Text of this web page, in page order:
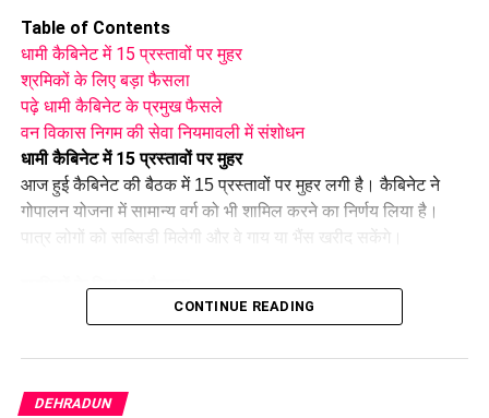
Table of Contents
धामी कैबिनेट में 15 प्रस्तावों पर मुहर
श्रमिकों के लिए बड़ा फैसला
पढ़े धामी कैबिनेट के प्रमुख फैसले
वन विकास निगम की सेवा नियमावली में संशोधन
धामी कैबिनेट में 15 प्रस्तावों पर मुहर
आज हुई कैबिनेट की बैठक में 15 प्रस्तावों पर मुहर लगी है। कैबिनेट ने
गोपालन योजना में सामान्य वर्ग को भी शामिल करने का निर्णय लिया है।
पात्र लोगों को सब्सिडी मिलेगी और वे गाय या भैंस खरीद सकेंगे।
श्रमिकों के लिए बड़ा फैसला
उत्तराखंड मजदूरी संहिता नियमावलीको मंजूरी दी। इसके तहत
कर्मचारियों को समान काम के लिए समान मजदूरी का प्रावधान भी किया गया
है।
CONTINUE READING
DEHRADUN